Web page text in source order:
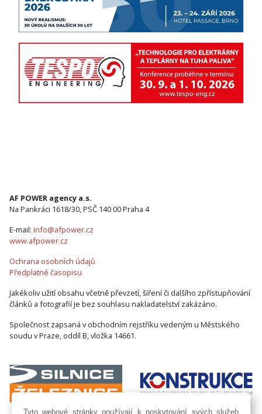
AF POWER agency a.s.
Na Pankráci 1618/30, PSČ 140 00 Praha 4
E-mail: info@afpower.cz
www.afpower.cz
Ochrana osobních údajů
Předplatné časopisu
Jakékoliv užití obsahu včetně převzetí, šíření či dalšího zpřístupňování
článků a fotografií je bez souhlasu nakladatelství zakázáno.
Společnost zapsaná v obchodním rejstříku vedeným u Městského
soudu v Praze, oddíl B, vložka 14661.
Tyto webové stránky používají k poskytování svých služeb